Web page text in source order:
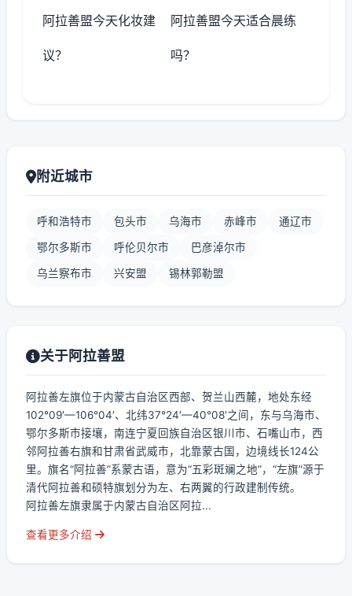
阿拉善盟今天化妆建
议？
阿拉善盟今天适合晨练
吗？
附近城市
呼和浩特市 包头市 乌海市 赤峰市 通辽市
鄂尔多斯市 呼伦贝尔市 巴彦淖尔市
乌兰察布市 兴安盟 锡林郭勒盟
关于阿拉善盟
阿拉善左旗位于内蒙古自治区西部、贺兰山西麓，地处东经
102°09′—106°04′、北纬37°24′—40°08′之间，东与乌海市、
鄂尔多斯市接壤，南连宁夏回族自治区银川市、石嘴山市，西
邻阿拉善右旗和甘肃省武威市，北靠蒙古国，边境线长124公
里。旗名“阿拉善”系蒙古语，意为“五彩斑斓之地”，“左旗”源于
清代阿拉善和硕特旗划分为左、右两翼的行政建制传统。
阿拉善左旗隶属于内蒙古自治区阿拉...
查看更多介绍